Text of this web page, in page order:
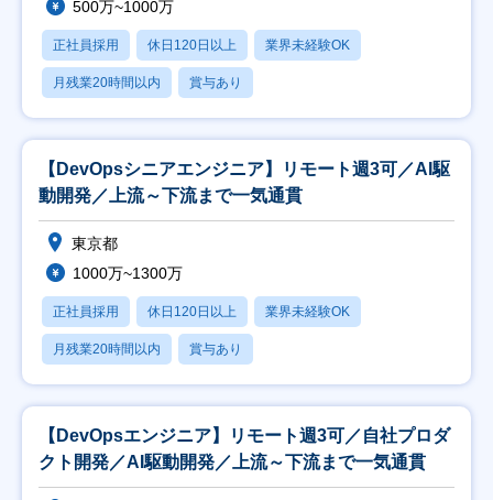
500万~1000万
正社員採用 休日120日以上 業界未経験OK
月残業20時間以内 賞与あり
【DevOpsシニアエンジニア】リモート週3可／AI駆
動開発／上流～下流まで一気通貫
東京都
1000万~1300万
正社員採用 休日120日以上 業界未経験OK
月残業20時間以内 賞与あり
【DevOpsエンジニア】リモート週3可／自社プロダ
クト開発／AI駆動開発／上流～下流まで一気通貫